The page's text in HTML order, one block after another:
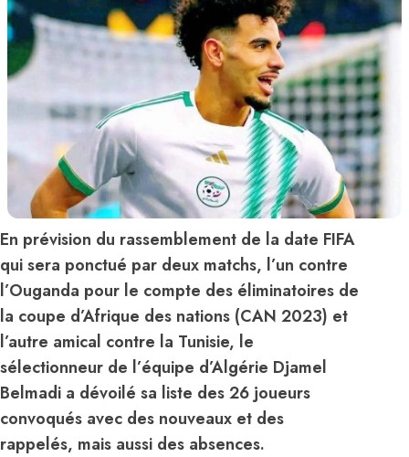
En prévision du rassemblement de la date FIFA
qui sera ponctué par deux matchs, l’un contre
l’Ouganda pour le compte des éliminatoires de
la coupe d’Afrique des nations (CAN 2023) et
l’autre amical contre la Tunisie, le
sélectionneur de l’équipe d’Algérie Djamel
Belmadi a dévoilé sa liste des 26 joueurs
convoqués avec des nouveaux et des
rappelés, mais aussi des absences.